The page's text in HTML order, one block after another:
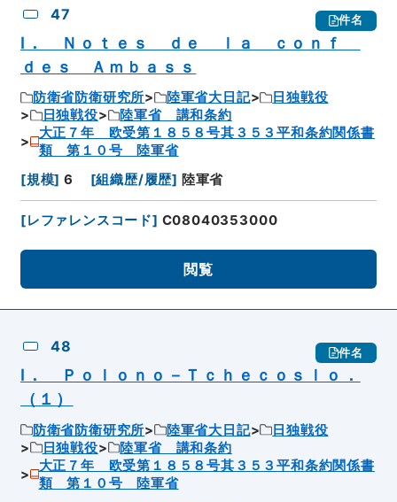
47 件名
Ⅰ． Ｎｏｔｅｓ ｄｅ ｌａ ｃｏｎｆ
ｄｅｓ Ａｍｂａｓｓ
防衛省防衛研究所 陸軍省大日記
日独戦役
日独戦役
陸軍省 講和条約
大正７年 欧受第１８５８号其３５３平和条約関係書
類 第１０号 陸軍省
[規模] 6 [組織歴/履歴] 陸軍省
[レファレンスコード] C08040353000
閲覧
48 件名
Ⅰ． Ｐｏｌｏｎｏ－Ｔｃｈｅｃｏｓｌｏ．
（１）
防衛省防衛研究所 陸軍省大日記
日独戦役
日独戦役
陸軍省 講和条約
大正７年 欧受第１８５８号其３５３平和条約関係書
類 第１０号 陸軍省